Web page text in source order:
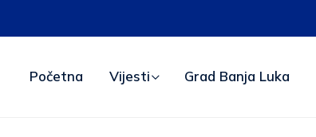
Početna Vijesti Grad Banja Luka